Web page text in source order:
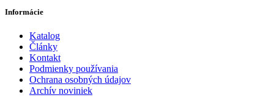
Informácie
Katalog
Články
Kontakt
Podmienky používania
Ochrana osobných údajov
Archív noviniek